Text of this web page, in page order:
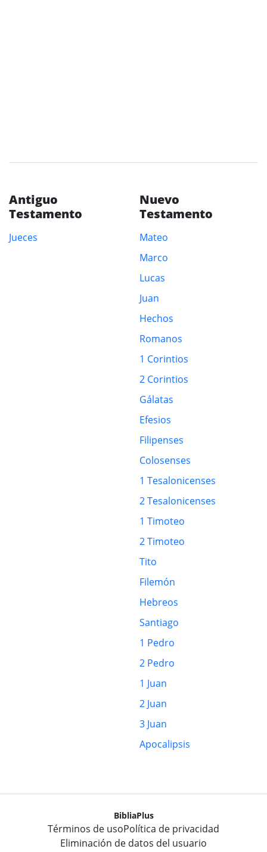
Antiguo
Testamento
Jueces
Nuevo
Testamento
Mateo
Marco
Lucas
Juan
Hechos
Romanos
1 Corintios
2 Corintios
Gálatas
Efesios
Filipenses
Colosenses
1 Tesalonicenses
2 Tesalonicenses
1 Timoteo
2 Timoteo
Tito
Filemón
Hebreos
Santiago
1 Pedro
2 Pedro
1 Juan
2 Juan
3 Juan
Apocalipsis
BibliaPlus
Términos de usoPolítica de privacidad
Eliminación de datos del usuario